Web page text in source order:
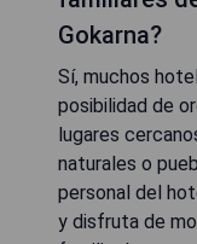
Gokarna?
Sí, muchos
posibilidad de
lugares
naturales o
personal del
y disfruta de